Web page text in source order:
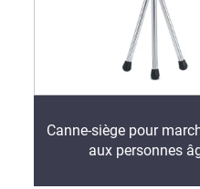
Canne-siège pour
aux personnes